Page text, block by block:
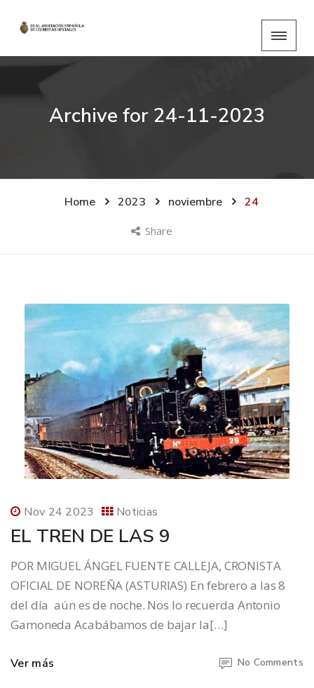
Archive for 24-11-2023
Home 2023 noviembre 24
Share
Nov 24 2023 Noticias
EL TREN DE LAS 9
POR MIGUEL ÁNGEL FUENTE CALLEJA, CRONISTA
OFICIAL DE NOREÑA (ASTURIAS) En febrero a las 8
del día aún es de noche. Nos lo recuerda Antonio
Gamoneda Acabábamos de bajar la[…]
Ver más No Comments